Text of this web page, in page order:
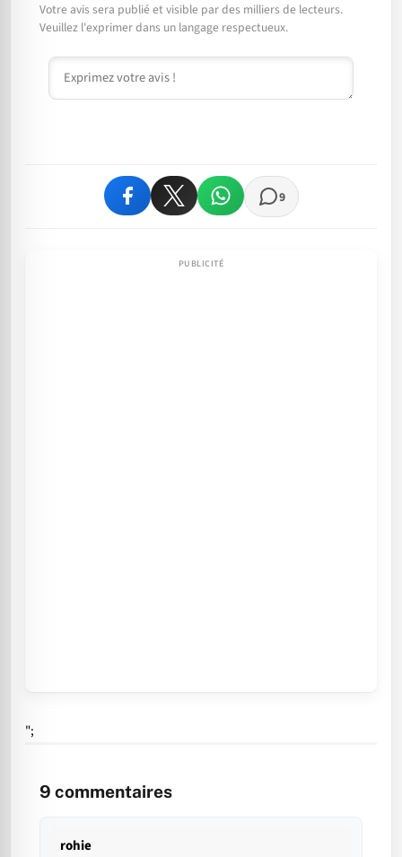
Votre avis sera publié et visible par des milliers de lecteurs.
Veuillez l'exprimer dans un langage respectueux.
Commentaire
9
";
9 commentaires
rohie